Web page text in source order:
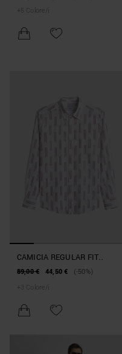
+ 5 Colore/i
CAMICIA REGULAR FIT
"NAPOLI" IN MISTO LINO
89,00 € 44,50 €
(-50%)
+ 3 Colore/i